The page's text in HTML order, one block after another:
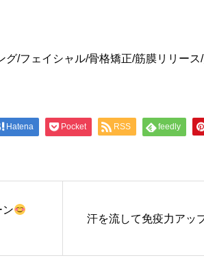
/フェイシャル/骨格矯正/筋膜リリー
Hatena Pocket RSS feedly
ン
汗を流して免疫力アッ